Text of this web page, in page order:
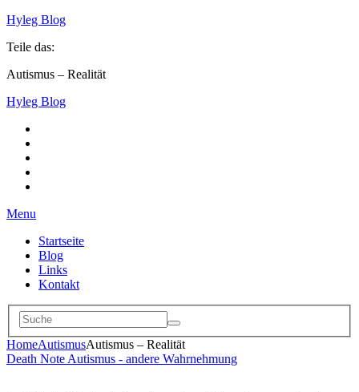
Hyleg Blog
Teile das:
Autismus – Realität
Hyleg Blog
Menu
Startseite
Blog
Links
Kontakt
HomeAutismusAutismus – Realität
Death Note Autismus - andere Wahrnehmung